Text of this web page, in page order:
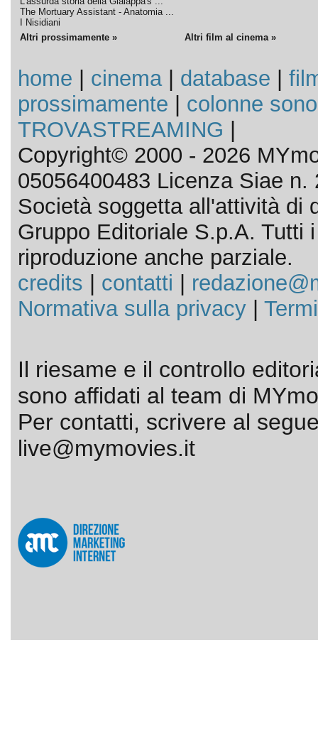
The Mortuary Assistant - Anatomia ...
I Nisidiani
Altri prossimamente »
Altri film al cinema »
home cinema| database
prossimamente
colonne
TROVASTREAMING
Copyright© 2000 - 2026
05056400483 Licenza Siae n.
Società soggetta all'attività di
Gruppo Editoriale S.p.A. Tutti
riproduzione anche parziale.
credits
contatti
Normativa sulla privacy|
Il riesame e il controllo
sono affidati al team di
Per contatti, scrivere al
live@mymovies.it